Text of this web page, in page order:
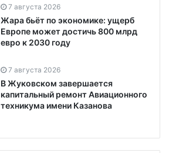
7 августа 2026
Жара бьёт по экономике: ущерб
Европе может достичь 800 млрд
евро к 2030 году
7 августа 2026
В Жуковском завершается
капитальный ремонт Авиационного
техникума имени Казанова